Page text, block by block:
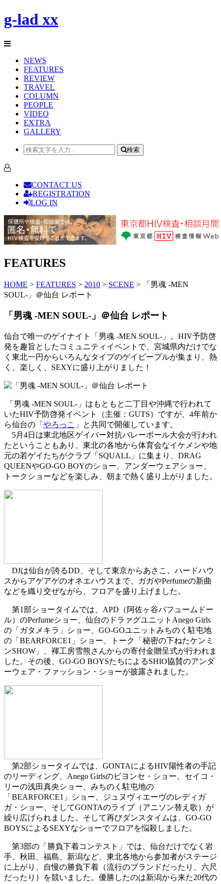
g-lad xx
NEWS
FEATURES
REVIEW
TRAVEL
COLUMN
PEOPLE
VIDEO
EXTRA
GALLERY
検索
CONTACT US
REGISTRATION
LOG IN
FEATURES
HOME > FEATURES > 2010 > SCENE > 「男魂 -MEN
SOUL-」＠仙台 レポート
「男魂 -MEN SOUL-」＠仙台 レポート
仙台で唯一のゲイナイト「男魂 -MEN SOUL-」。HIV予防啓
発を趣旨としたコミュニティイベントで、宮城県内だけでな
く東北一円からいろんなタイプのゲイピープルが集まり、熱
く、楽しく、SEXYに盛り上がりました！
「男魂 -MEN SOUL-」はもともと二丁目や沖縄で行われて
いたHIV予防啓発イベント（主催：GUTS）ですが、4年前か
ら仙台の「 やろっこ 」と共同で開催しています。
5月4日は東北地区ゲイバー対抗バレーボール大会が行われ
たということもあり、東北の各地から体育会なイケメンや地
元の若ゲイたちがクラブ「SQUALL」に集まり、DRAG
QUEENやGO-GO BOYのショー、アンダーウェアショー、
トークショーなどを楽しみ、朝まで熱く盛り上がりました。
DJは仙台が誇るDD、そして東京からあさこ。ハードハウ
スからアゲアゲのオネエハウスまで、ガガやPerfumeの新曲
などを織り交ぜながら、フロアを盛り上げました。
第1部ショータイムでは、APD（阿佐ヶ谷パフュームドー
ル）のPerfumeショー、仙台のドラァグユニットAnego Girls
の「ガタメキラ」ショー、GO-GOユニットみちのく駐屯地
の「BEARFORCE1」ショー、トーク「秘密の下ねたケンミ
ンSHOW」、褌工房雪熊さんからの寄付金贈呈式が行われま
した。その後、GO-GO BOYSたちによるSHIO協賛のアンダ
ーウェア・ファッション・ショーが披露されました。
第2部ショータイムでは、GONTAによるHIV陽性者の手記
のリーディング、Anego Girlsのビヨンセ・ショー、セイコ・
リーの浅田真央ショー、みちのく駐屯地の
「BEARFORCE1」ショー、ジュヌヴィエーヴのレディガ
ガ・ショー、そしてGONTAのライブ（アニソン替え歌）が
繰り広げられました。そして再びダンスタイムは、GO-GO
BOYSによるSEXYなショーでフロアを悩殺しました。
第3部の「勝負下着コンテスト」では、仙台だけでなく岩
手、秋田、福島、新潟など、東北各地から参加者がステージ
に上がり、自慢の勝負下着（流行のブランドだったり、六尺
だったり）を競いました。優勝したのは新潟から来た20代の